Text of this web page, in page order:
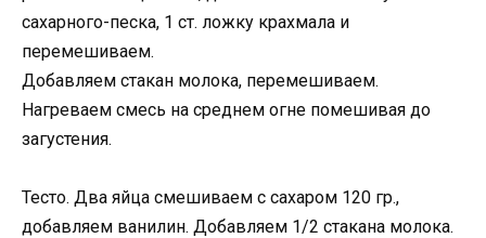
сахарного-песка, 1 ст. ложку крахмала и
перемешиваем.
Добавляем стакан молока, перемешиваем.
Нагреваем смесь на среднем огне помешивая до
загустения.
Тесто. Два яйца смешиваем с сахаром 120 гр.,
добавляем ванилин. Добавляем 1/2 стакана молока.